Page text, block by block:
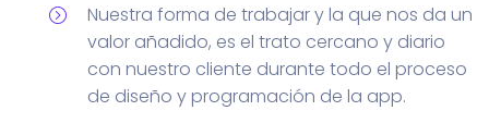
Nuestra forma de trabajar y la que nos da un
valor añadido, es el trato cercano y diario
con nuestro cliente durante todo el proceso
de diseño y programación de la app.